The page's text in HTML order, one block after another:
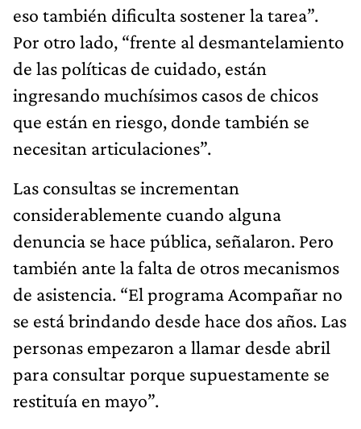
eso también dificulta sostener la tarea”.
Por otro lado, “frente al desmantelamiento
de las políticas de cuidado, están
ingresando muchísimos casos de chicos
que están en riesgo, donde también se
necesitan articulaciones”.
Las consultas se incrementan
considerablemente cuando alguna
denuncia se hace pública, señalaron. Pero
también ante la falta de otros mecanismos
de asistencia. “El programa Acompañar no
se está brindando desde hace dos años. Las
personas empezaron a llamar desde abril
para consultar porque supuestamente se
restituía en mayo”.